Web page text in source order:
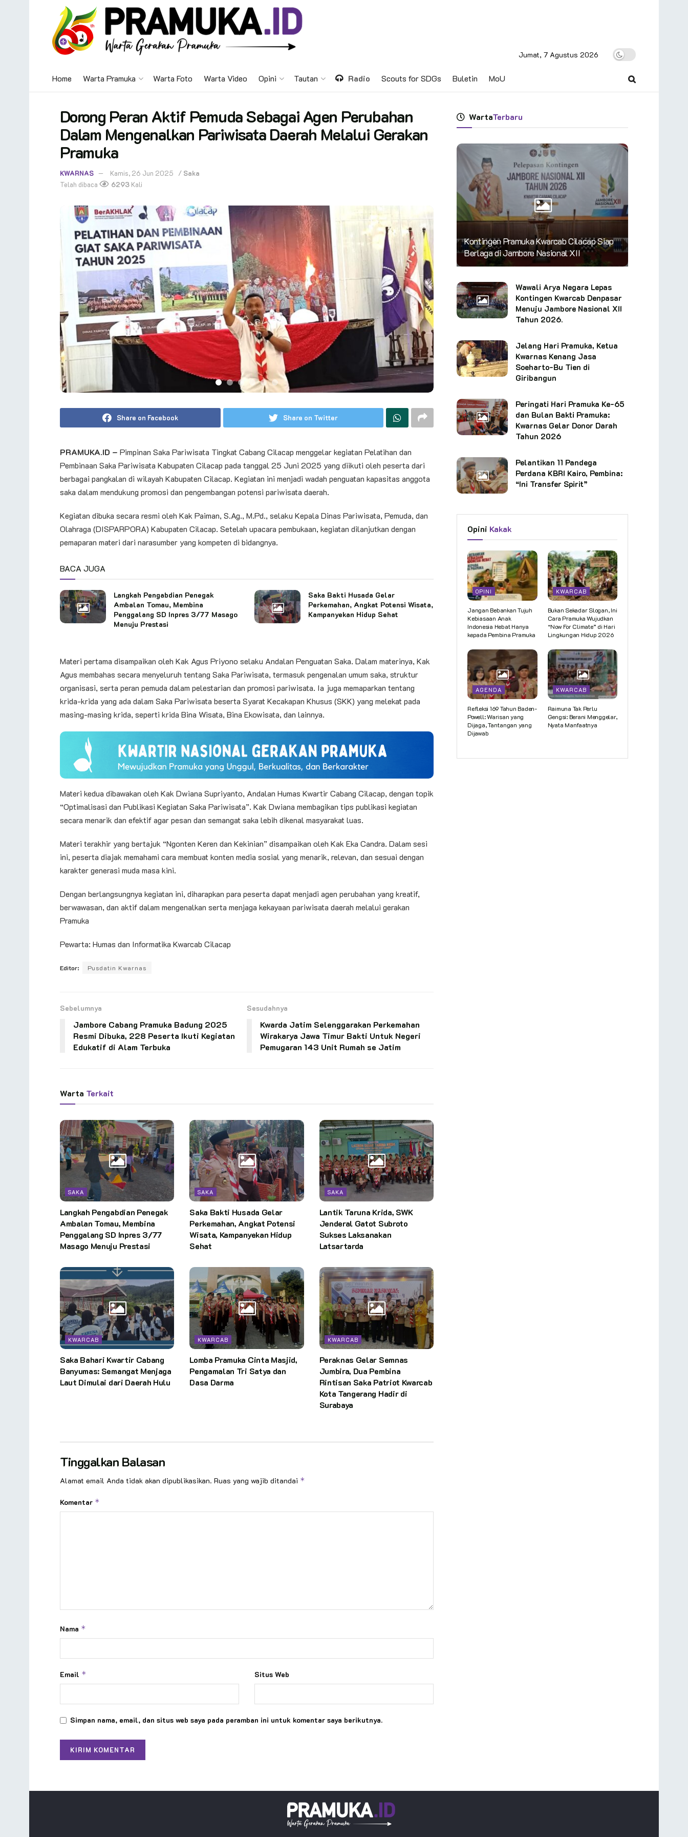
Jumat, 7 Agustus 2026
Home Warta Pramuka Warta Foto Warta Video Opini Tautan Radio Scouts for SDGs Buletin MoU
Dorong Peran Aktif Pemuda Sebagai Agen Perubahan
Dalam Mengenalkan Pariwisata Daerah Melalui Gerakan
Pramuka
KWARNAS Kamis, 26 Jun 2025 / Saka
Telah dibaca
6293 Kali
Share on Facebook Share on Twitter
PRAMUKA.ID – Pimpinan Saka Pariwisata Tingkat Cabang Cilacap menggelar kegiatan Pelatihan dan
Pembinaan Saka Pariwisata Kabupaten Cilacap pada tanggal 25 Juni 2025 yang diikuti oleh peserta dari
berbagai pangkalan di wilayah Kabupaten Cilacap. Kegiatan ini menjadi wadah penguatan kapasitas anggota
saka dalam mendukung promosi dan pengembangan potensi pariwisata daerah.
Kegiatan dibuka secara resmi oleh Kak Paiman, S.Ag., M.Pd., selaku Kepala Dinas Pariwisata, Pemuda, dan
Olahraga (DISPARPORA) Kabupaten Cilacap. Setelah upacara pembukaan, kegiatan dilanjutkan dengan
pemaparan materi dari narasumber yang kompeten di bidangnya.
BACA JUGA
Langkah Pengabdian Penegak
Ambalan Tomau, Membina
Penggalang SD Inpres 3/77 Masago
Menuju Prestasi
Saka Bakti Husada Gelar
Perkemahan, Angkat Potensi Wisata,
Kampanyekan Hidup Sehat
Materi pertama disampaikan oleh Kak Agus Priyono selaku Andalan Penguatan Saka. Dalam materinya, Kak
Agus membahas secara menyeluruh tentang Saka Pariwisata, termasuk pengenalan umum saka, struktur
organisasi, serta peran pemuda dalam pelestarian dan promosi pariwisata. Ia juga memaparkan tentang
krida-krida yang ada dalam Saka Pariwisata beserta Syarat Kecakapan Khusus (SKK) yang melekat pada
masing-masing krida, seperti krida Bina Wisata, Bina Ekowisata, dan lainnya.
Materi kedua dibawakan oleh Kak Dwiana Supriyanto, Andalan Humas Kwartir Cabang Cilacap, dengan topik
“Optimalisasi dan Publikasi Kegiatan Saka Pariwisata”. Kak Dwiana membagikan tips publikasi kegiatan
secara menarik dan efektif agar pesan dan semangat saka lebih dikenal masyarakat luas.
Materi terakhir yang bertajuk “Ngonten Keren dan Kekinian” disampaikan oleh Kak Eka Candra. Dalam sesi
ini, peserta diajak memahami cara membuat konten media sosial yang menarik, relevan, dan sesuai dengan
karakter generasi muda masa kini.
Dengan berlangsungnya kegiatan ini, diharapkan para peserta dapat menjadi agen perubahan yang kreatif,
berwawasan, dan aktif dalam mengenalkan serta menjaga kekayaan pariwisata daerah melalui gerakan
Pramuka
Pewarta: Humas dan Informatika Kwarcab Cilacap
Editor: Pusdatin Kwarnas
Sebelumnya
Jambore Cabang Pramuka Badung 2025
Resmi Dibuka, 228 Peserta Ikuti Kegiatan
Edukatif di Alam Terbuka
Sesudahnya
Kwarda Jatim Selenggarakan Perkemahan
Wirakarya Jawa Timur Bakti Untuk Negeri
Pemugaran 143 Unit Rumah se Jatim
Warta Terkait
SAKA
Langkah Pengabdian Penegak
Ambalan Tomau, Membina
Penggalang SD Inpres 3/77
Masago Menuju Prestasi
SAKA
Saka Bakti Husada Gelar
Perkemahan, Angkat Potensi
Wisata, Kampanyekan Hidup
Sehat
SAKA
Lantik Taruna Krida, SWK
Jenderal Gatot Subroto
Sukses Laksanakan
Latsartarda
KWARCAB
Saka Bahari Kwartir Cabang
Banyumas: Semangat Menjaga
Laut Dimulai dari Daerah Hulu
KWARCAB
Lomba Pramuka Cinta Masjid,
Pengamalan Tri Satya dan
Dasa Darma
KWARCAB
Peraknas Gelar Semnas
Jumbira, Dua Pembina
Rintisan Saka Patriot Kwarcab
Kota Tangerang Hadir di
Surabaya
Tinggalkan Balasan
Alamat email Anda tidak akan dipublikasikan. Ruas yang wajib ditandai *
Komentar *
Nama *
Email * Situs Web
Simpan nama, email, dan situs web saya pada peramban ini untuk komentar saya berikutnya.
WartaTerbaru
Kontingen Pramuka Kwarcab Cilacap Siap
Berlaga di Jambore Nasional XII
Wawali Arya Negara Lepas
Kontingen Kwarcab Denpasar
Menuju Jambore Nasional XII
Tahun 2026.
Jelang Hari Pramuka, Ketua
Kwarnas Kenang Jasa
Soeharto-Bu Tien di
Giribangun
Peringati Hari Pramuka Ke-65
dan Bulan Bakti Pramuka:
Kwarnas Gelar Donor Darah
Tahun 2026
Pelantikan 11 Pandega
Perdana KBRI Kairo, Pembina:
“Ini Transfer Spirit”
Opini Kakak
OPINI
Jangan Bebankan Tujuh
Kebiasaan Anak
Indonesia Hebat Hanya
kepada Pembina Pramuka
KWARCAB
Bukan Sekadar Slogan, Ini
Cara Pramuka Wujudkan
“Now For Climate” di Hari
Lingkungan Hidup 2026
AGENDA
Refleksi 169 Tahun Baden-
Powell: Warisan yang
Dijaga, Tantangan yang
Dijawab
KWARCAB
Raimuna Tak Perlu
Gengsi: Berani Menggelar,
Nyata Manfaatnya